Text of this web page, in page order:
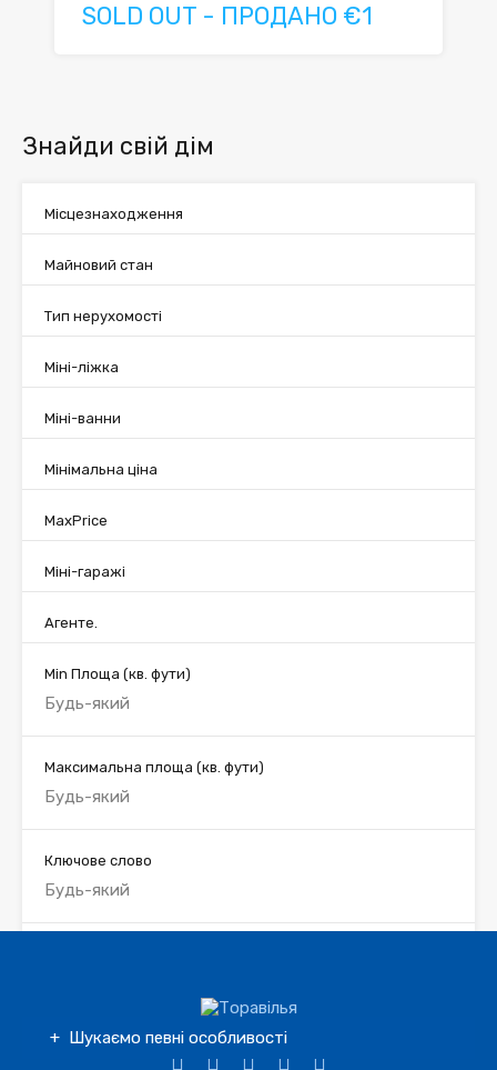
SOLD OUT - ПРОДАНО €1
Знайди свій дім
Місцезнаходження
Майновий стан
Тип нерухомості
Міні-ліжка
Міні-ванни
Мінімальна ціна
MaxPrice
Міні-гаражі
Агенте.
Min Площа (кв. фути)
Максимальна площа (кв. фути)
Ключове слово
Шукаємо певні особливості